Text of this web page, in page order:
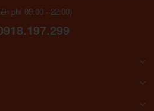
phí 09:00 - 22:00)